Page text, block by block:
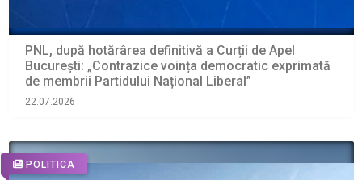
PNL, după hotărârea definitivă a Curții de Apel
București: „Contrazice voința democratic exprimată
de membrii Partidului Național Liberal”
22.07.2026
POLITICA